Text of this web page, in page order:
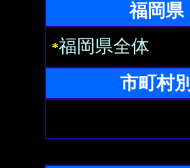
福岡県
*福岡県全体
市町村別